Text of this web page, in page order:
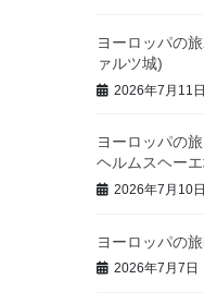
ヨーロッパの
ァルツ城)
2026年7月11日
ヨーロッパの
ヘルムスヘー
2026年7月10日
ヨーロッパの
2026年7月7日